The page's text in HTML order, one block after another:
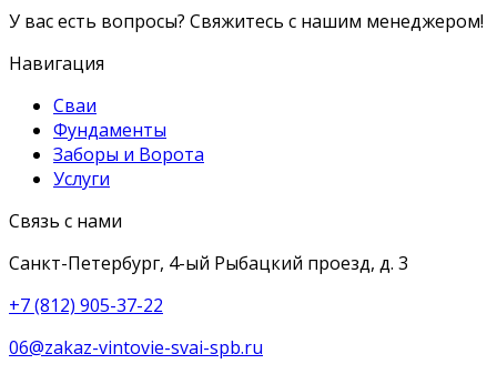
У вас есть вопросы? Свяжитесь с нашим менеджером!
Навигация
Сваи
Фундаменты
Заборы и Ворота
Услуги
Связь с нами
Санкт-Петербург, 4-ый Рыбацкий проезд, д. 3
+7 (812) 905-37-22
06@zakaz-vintovie-svai-spb.ru